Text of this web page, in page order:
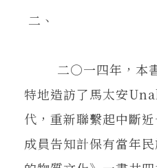
二、
二○一四年，本書
特地造訪了馬太安
代，重新聯繫起中斷
成員告知計保有當年